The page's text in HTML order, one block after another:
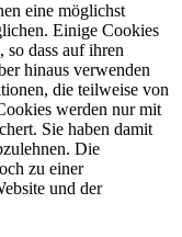
eine möglichst
Einige Cookies
dass auf ihren
hinaus verwenden
die teilweise von
werden nur mit
Sie haben damit
Die
zu einer
und der